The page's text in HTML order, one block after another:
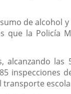
de alcohol
que la Policía
las
inspecciones
transporte